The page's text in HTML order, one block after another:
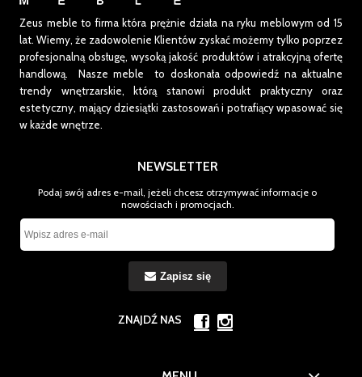
Zeus meble to firma która prężnie działa na ryku meblowym od 15
lat. Wiemy, że zadowolenie Klientów zyskać możemy tylko poprzez
profesjonalną obsługę, wysoką jakość produktów i atrakcyjną ofertę
handlową. Nasze meble to doskonała odpowiedź na aktualne
trendy wnętrzarskie, którą stanowi produkt praktyczny oraz
estetyczny, mający dziesiątki zastosowań i potrafiący wpasować się
w każde wnętrze.
NEWSLETTER
Podaj swój adres e-mail, jeżeli chcesz otrzymywać informacje o
nowościach i promocjach.
Zapisz się
ZNAJDŹ NAS